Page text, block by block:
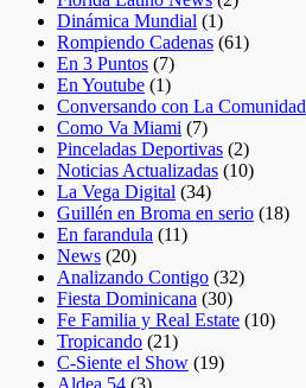
Dinámica Mundial (1)
Rompiendo Cadenas (61)
En 3 Puntos (7)
En Youtube (1)
Conversando con La Comunidad
Como Va Miami (7)
Pinceladas Deportivas (2)
Noticias Actualizadas (10)
La Vega Digital (34)
Guillén en Broma en serio (18)
En farandula (11)
News (20)
Analizando Contigo (32)
Fiesta Dominicana (30)
Fe Familia y Real Estate (10)
Tropicando (21)
C-Siente el Show (19)
Aldea 54 (3)